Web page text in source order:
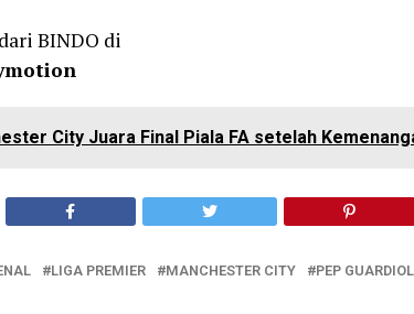
BINDO di
City Juara Final Piala FA setelah
LIGA PREMIER MANCHESTER CITY PEP